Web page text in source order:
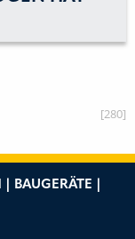
[280]
BAUGERÄTE |